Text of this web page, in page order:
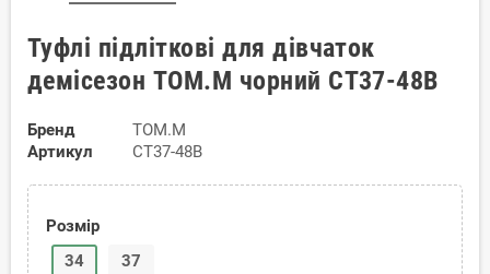
Туфлі підліткові для дівчаток
демісезон TOM.M чорний CT37-48B
Бренд
TOM.M
Артикул
CT37-48B
Розмір
34
37